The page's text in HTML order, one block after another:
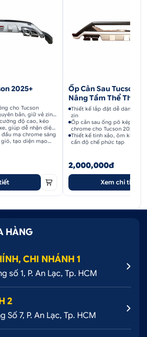
khăn vải mềm để tránh tình
sơn “zin” giúp miếng vè được
đúng vị trí cần dán
hàng cho phù hợp (Không tháo
ướm)
hơ nóng keo phía sau bằng bật
bóc lớp keo và dán vào đúng vị trí
để miếng vè che mưa được
sản phẩm
giải quyết đổi trả hàng lỗi,
trong vòng3 ngày làm việc (kể
nhận được hàng).
2025+
cho Tucson
bản, giữ vẻ zin
độ cao, kéo
giúp dễ nhận diện
xấu.mạ chrome sáng
tạo diện mạo
Ốp Cản Sau Tucson
Nâng Tầm Thể Thao,
Trọng
Thiết kế lắp đặt dễ dàng,
zin
Ốp cản sau ống pô kép thể
chrome cho Tucson 2022+
Thiết kế tinh xảo, ôm khít
cần độ chế phức tạp
2,000,000đ
Xem chi tiết
HÀNG
CHI NHÁNH 1
số 1, P. An Lạc, Tp. HCM
2
Số 7, P. An Lạc, Tp. HCM